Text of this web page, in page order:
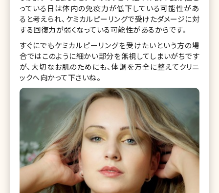
っている日は体内の免疫力が低下している可能性があ
ると考えられ、ケミカルピーリングで受けたダメージに対
する回復力が弱くなっている可能性があるからです。
すぐにでもケミカルピーリングを受けたいという方の場
合ではこのように細かい部分を無視してしまいがちです
が、大切なお肌のためにも、体調を万全に整えてクリニ
ックへ向かって下さいね。